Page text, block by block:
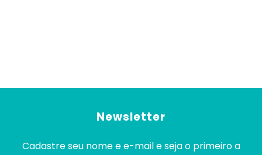
Newsletter
Cadastre seu nome e e-mail e seja o primeiro a